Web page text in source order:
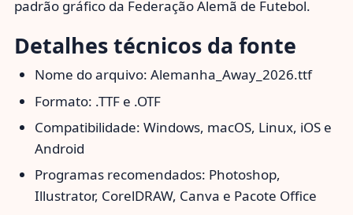
padrão gráfico da Federação Alemã de Futebol.
Detalhes técnicos da fonte
Nome do arquivo: Alemanha_Away_2026.ttf
Formato: .TTF e .OTF
Compatibilidade: Windows, macOS, Linux, iOS e
Android
Programas recomendados: Photoshop,
Illustrator, CorelDRAW, Canva e Pacote Office